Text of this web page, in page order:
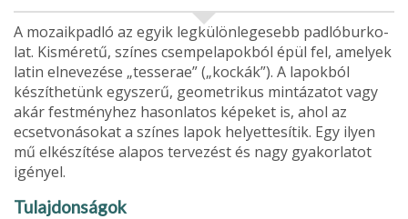
A mozaikpadló az egyik legkülönlegesebb padlóburko­
lat. Kisméretű, színes csempelapokból épül fel, amelyek
latin elnevezése „tesserae” („kockák”). A lapokból
készít­hetünk egyszerű, geometrikus mintázatot vagy
akár fest­ményhez hasonlatos képeket is, ahol az
ecsetvonásokat a színes lapok helyettesítik. Egy ilyen
mű elkészítése alapos tervezést és nagy gyakorlatot
igényel.
Tulajdonságok